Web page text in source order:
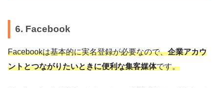
6. Facebook
Facebookは基本的に実名登録が必要なので、企業アカウ
ントとつながりたいときに便利な集客媒体です。